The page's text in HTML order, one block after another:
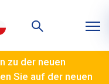
zu der neuen
Sie auf der neuen